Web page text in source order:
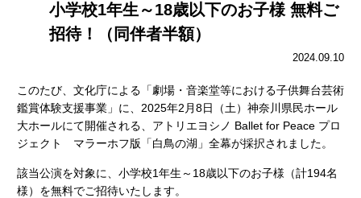
小学校1年生～18歳以下のお子様 無料ご
招待！（同伴者半額）
2024.09.10
このたび、文化庁による「劇場・音楽堂等における子供舞台芸術
鑑賞体験支援事業」に、2025年2月8日（土）神奈川県民ホール
大ホールにて開催される、アトリエヨシノ Ballet for Peace プロ
ジェクト マラーホフ版「白鳥の湖」全幕が採択されました。
該当公演を対象に、小学校1年生～18歳以下のお子様（計194名
様）を無料でご招待いたします。